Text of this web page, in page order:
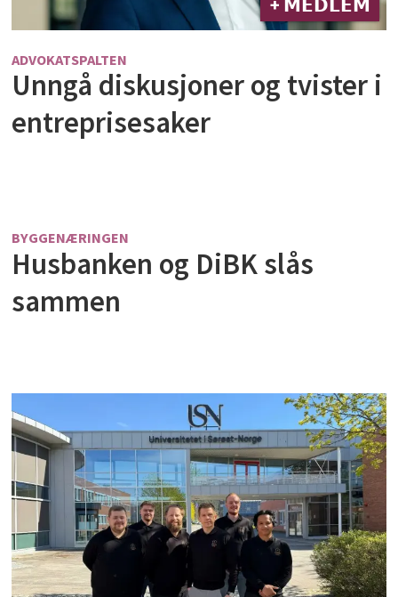
+ 𝗠𝗘𝗗𝗟𝗘𝗠
ADVOKATSPALTEN
Unngå diskusjoner og tvister i
entreprisesaker
BYGGENÆRINGEN
Husbanken og DiBK slås
sammen